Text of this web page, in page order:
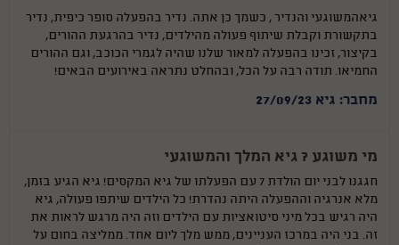
גיאהמשוגעי והנדיר , כשמך כן אתה. נדיר בהפעלה סופר כיפית, נדיר
בתקשורת וקבלת שיתוף פעולה מהילדים, נדיר בהרגעת ההורים,
בקיצור, זכינו בהפעלה למאור שלנו שהיה לגמרי הכוכב, וגם ההורים
החמיאו. תודה רבה על הכל, ובהחלט נתראה באירועים הבאים!
מחבר: גיא 27/09/23
מי משוגע ? גיא המלך והמשוגעי
חגגנו לבני יום הולדת 7 עם הפעלתו של גיא המקסים! גיא הגיע בזמן,
מלא אנרגיה וההפעלה היתה נהדרת! כל הילדים שיתפו פעולה, גיא
היה רגיש בכל מיני סיטואציות עם הילדים וזה היה מרגש לראות את
זה. בני היה במרכז העניינים, ממש מלך ליום אחד. ממליצה בחום על